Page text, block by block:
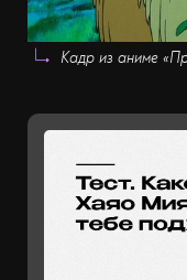
Кадр из аниме